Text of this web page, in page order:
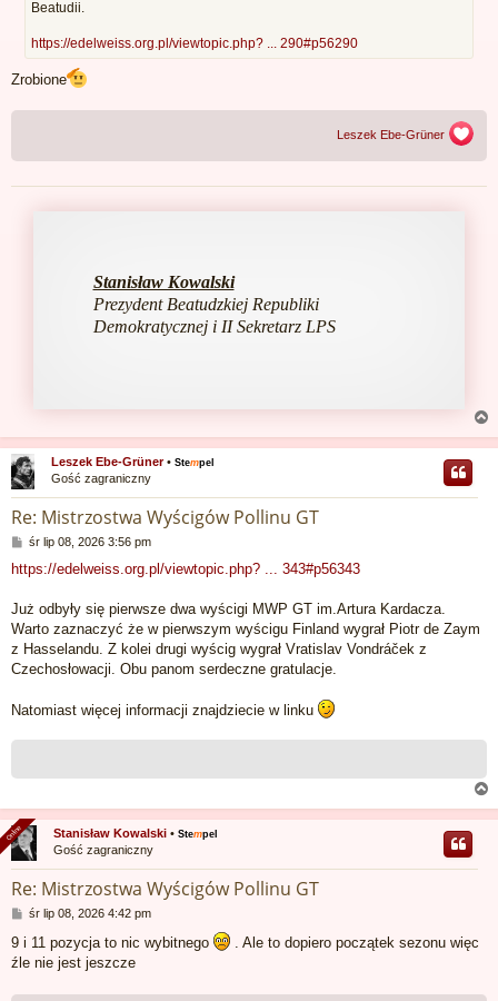
Beatudii.
https://edelweiss.org.pl/viewtopic.php? ... 290#p56290
Zrobione
Leszek Ebe-Grüner
Stanisław Kowalski
Prezydent Beatudzkiej Republiki
Demokratycznej i II Sekretarz LPS
a
g
Leszek Ebe-Grüner •Stempel
Gość zagraniczny
Re: Mistrzostwa Wyścigów Pollinu GT
P
s
śr lip 08, 2026 3:56 pm
https://edelweiss.org.pl/viewtopic.php? ... 343#p56343
Już odbyły się pierwsze dwa wyścigi MWP GT im.Artura Kardacza.
Warto zaznaczyć że w pierwszym wyścigu Finland wygrał Piotr de Zaym
z Hasselandu. Z kolei drugi wyścig wygrał Vratislav Vondráček z
Czechosłowacji. Obu panom serdeczne gratulacje.
Natomiast więcej informacji znajdziecie w linku
a
g
Stanisław Kowalski •Stempel
Gość zagraniczny
Re: Mistrzostwa Wyścigów Pollinu GT
P
s
t
śr lip 08, 2026 4:42 pm
9 i 11 pozycja to nic wybitnego
. Ale to dopiero początek sezonu więc
źle nie jest jeszcze
Online
Online